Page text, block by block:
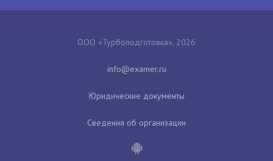
ООО «Турбоподготовка», 2026
Юридические документы
Сведения об организации